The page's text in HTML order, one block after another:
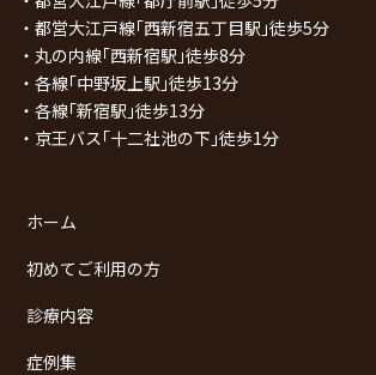
・都営大江戸線｢西新宿五丁目駅｣徒歩5分
・丸の内線｢西新宿駅｣徒歩8分
・各線｢中野坂上駅｣徒歩13分
・各線｢新宿駅｣徒歩13分
・京王バス｢十二社池の下｣徒歩1分
ホーム
初めてご利用の方
診療内容
症例集